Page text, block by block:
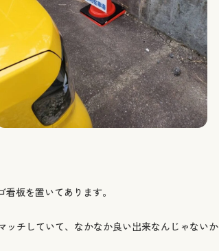
板を置いてあります。
チしていて、なかなか良い出来なんじゃないか